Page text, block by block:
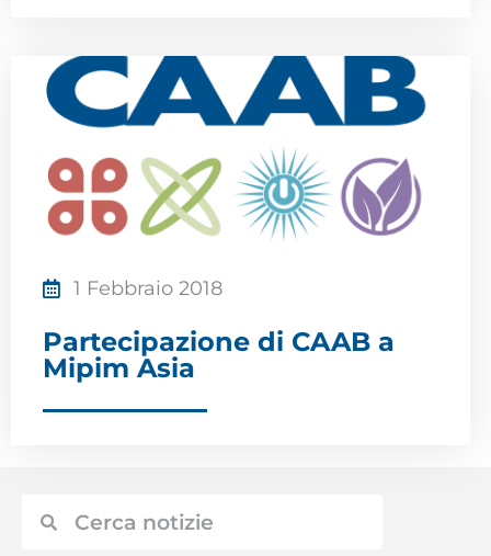
1 Febbraio 2018
Partecipazione di CAAB a
Mipim Asia